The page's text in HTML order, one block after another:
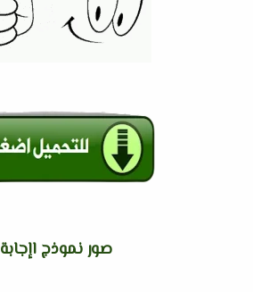
صور نموذج اإجابة